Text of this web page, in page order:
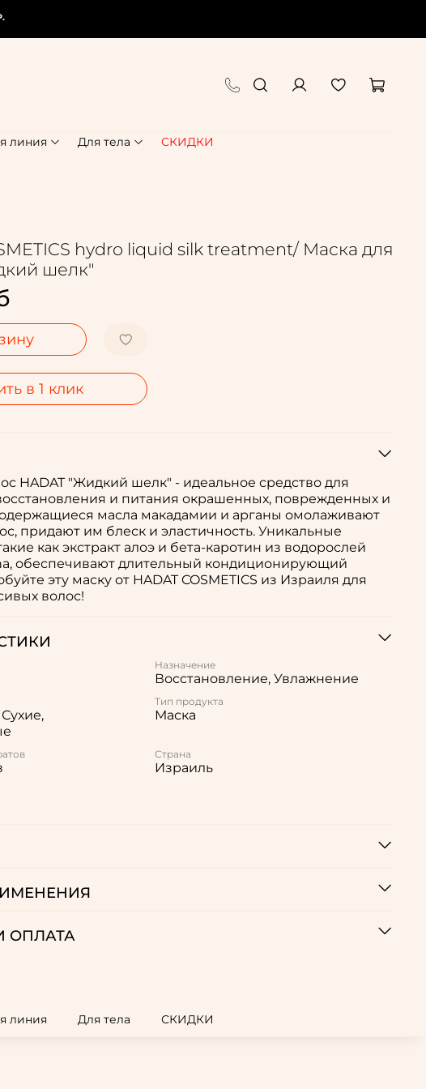
линия Для тела СКИДКИ
hydro liquid silk treatment/ Маска для
шелк"
в 1 клик
HADAT "Жидкий шелк" - идеальное средство для
и питания окрашенных, поврежденных и
масла макадамии и арганы омолаживают
придают им блеск и эластичность. Уникальные
как экстракт алоэ и бета-каротин из водорослей
обеспечивают длительный кондиционирующий
эту маску от HADAT COSMETICS из Израиля для
волос!
Назначение
Восстановление, Увлажнение
Тип продукта
Маска
Страна
Израиль
ОПЛАТА
линия Для тела СКИДКИ